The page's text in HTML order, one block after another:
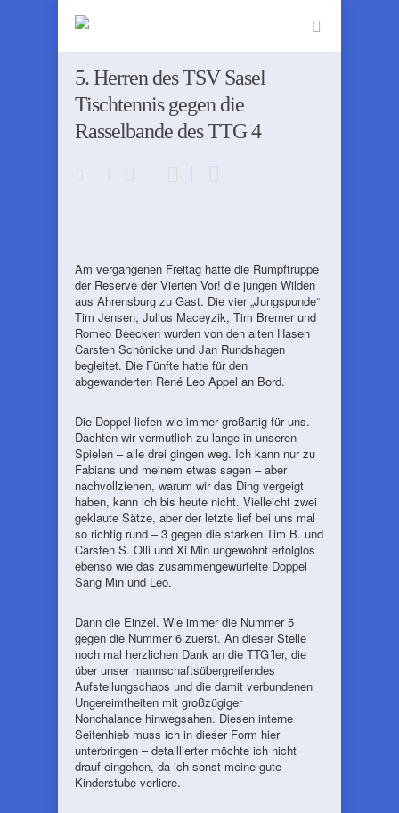
5. Herren des TSV Sasel
Tischtennis gegen die
Rasselbande des TTG 4
Am vergangenen Freitag hatte die Rumpftruppe
der Reserve der Vierten Vor! die jungen Wilden
aus Ahrensburg zu Gast. Die vier „Jungspunde“
Tim Jensen, Julius Maceyzik, Tim Bremer und
Romeo Beecken wurden von den alten Hasen
Carsten Schönicke und Jan Rundshagen
begleitet. Die Fünfte hatte für den
abgewanderten René Leo Appel an Bord.
Die Doppel liefen wie immer großartig für uns.
Dachten wir vermutlich zu lange in unseren
Spielen – alle drei gingen weg. Ich kann nur zu
Fabians und meinem etwas sagen – aber
nachvollziehen, warum wir das Ding vergeigt
haben, kann ich bis heute nicht. Vielleicht zwei
geklaute Sätze, aber der letzte lief bei uns mal
so richtig rund – 3 gegen die starken Tim B. und
Carsten S. Olli und Xi Min ungewohnt erfolglos
ebenso wie das zusammengewürfelte Doppel
Sang Min und Leo.
Dann die Einzel. Wie immer die Nummer 5
gegen die Nummer 6 zuerst. An dieser Stelle
noch mal herzlichen Dank an die TTG´ler, die
über unser mannschaftsübergreifendes
Aufstellungschaos und die damit verbundenen
Ungereimtheiten mit großzügiger
Nonchalance hinwegsahen. Diesen interne
Seitenhieb muss ich in dieser Form hier
unterbringen – detaillierter möchte ich nicht
drauf eingehen, da ich sonst meine gute
Kinderstube verliere.